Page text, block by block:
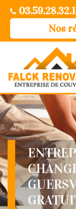
Nos